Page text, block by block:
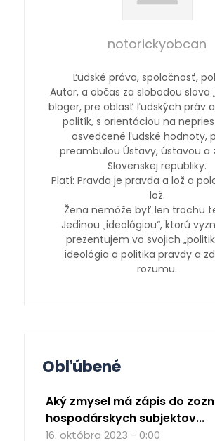
notorickyobcan
Ľudské práva, spoločnosť,
Autor, a občas za slobodou slova
bloger, pre oblasť ľudských práv
politík, s orientáciou na
osvedčené ľudské hodnoty,
preambulou Ústavy, ústavou a
Slovenskej republiky.
Platí: Pravda je pravda a lož a
lož.
Žena nemôže byť len trochu
Jedinou „ideológiou“, ktorú
prezentujem vo svojich
ideológia a politika pravdy a
rozumu.
Obľúbené
Aký zmysel má zápis do
hospodárskych subjektov...
16. októbra 2023 - 0:00